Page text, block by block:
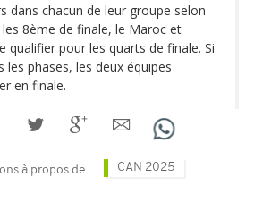
dans chacun de leur groupe selon
8ème de finale, le Maroc et
qualifier pour les quarts de finale. Si
les phases, les deux équipes
en finale.
à propos de CAN 2025